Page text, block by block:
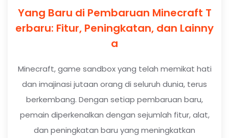
Yang Baru di Pembaruan Minecraft T
erbaru: Fitur, Peningkatan, dan Lainny
a
Minecraft, game sandbox yang telah memikat hati
dan imajinasi jutaan orang di seluruh dunia, terus
berkembang. Dengan setiap pembaruan baru,
pemain diperkenalkan dengan sejumlah fitur, alat,
dan peningkatan baru yang meningkatkan